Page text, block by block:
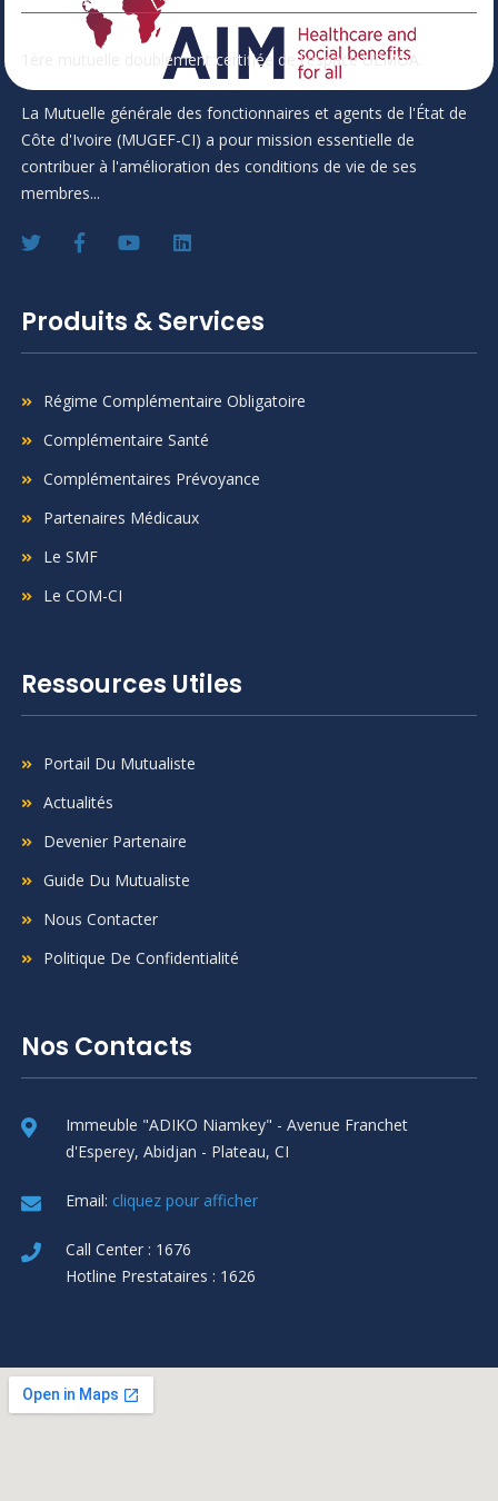
1ère mutuelle doublement certifiée de l'espace UEMOA.
La Mutuelle générale des fonctionnaires et agents de l'État de
Côte d'Ivoire (MUGEF-CI) a pour mission essentielle de
contribuer à l'amélioration des conditions de vie de ses
membres...
Produits & Services
Régime Complémentaire Obligatoire
Complémentaire Santé
Complémentaires Prévoyance
Partenaires Médicaux
Le SMF
Le COM-CI
Ressources Utiles
Portail Du Mutualiste
Actualités
Devenier Partenaire
Guide Du Mutualiste
Nous Contacter
Politique De Confidentialité
Nos Contacts
Immeuble "ADIKO Niamkey" - Avenue Franchet
d'Esperey, Abidjan - Plateau, CI
Email: cliquez pour afficher
Call Center : 1676
Hotline Prestataires : 1626